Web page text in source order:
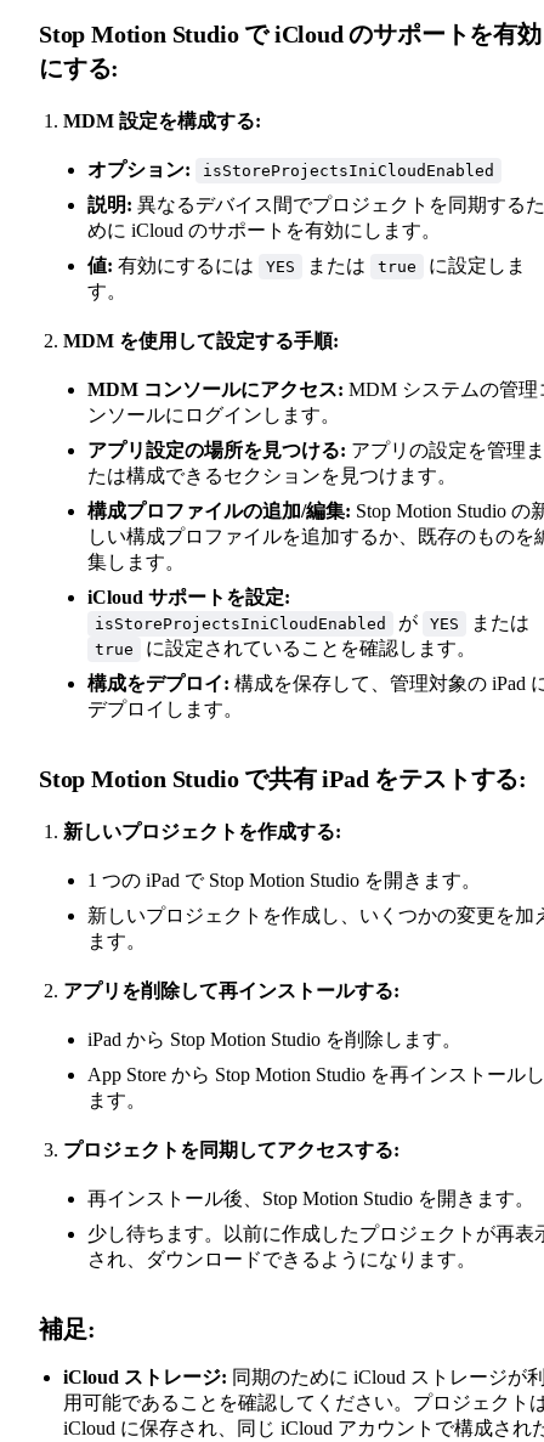
Stop Motion Studio で iCloud のサポートを有効
にする:
MDM 設定を構成する:
オプション: isStoreProjectsIniCloudEnabled
説明: 異なるデバイス間でプロジェクトを同期するた
めに iCloud のサポートを有効にします。
値: 有効にするには YES または true
に設定しま
す。
MDM を使用して設定する手順:
MDM コンソールにアクセス: MDM システムの管理
ンソールにログインします。
アプリ設定の場所を見つける: アプリの設定を管理ま
たは構成できるセクションを見つけます。
構成プロファイルの追加/編集: Stop Motion Studio の
しい構成プロファイルを追加するか、既存のものを
集します。
iCloud サポートを設定:
isStoreProjectsIniCloudEnabled が YES または
true
に設定されていることを確認します。
構成をデプロイ: 構成を保存して、管理対象の iPad
デプロイします。
Stop Motion Studio で共有 iPad をテストする:
新しいプロジェクトを作成する:
1 つの iPad で Stop Motion Studio を開きます。
新しいプロジェクトを作成し、いくつかの変更を加
ます。
アプリを削除して再インストールする:
iPad から Stop Motion Studio を削除します。
App Store から Stop Motion Studio を再インストールし
ます。
プロジェクトを同期してアクセスする:
再インストール後、Stop Motion Studio を開きます。
少し待ちます。以前に作成したプロジェクトが再表
され、ダウンロードできるようになります。
補足:
iCloud ストレージ: 同期のために iCloud ストレージが
用可能であることを確認してください。プロジェクト
iCloud に保存され、同じ iCloud アカウントで構成され